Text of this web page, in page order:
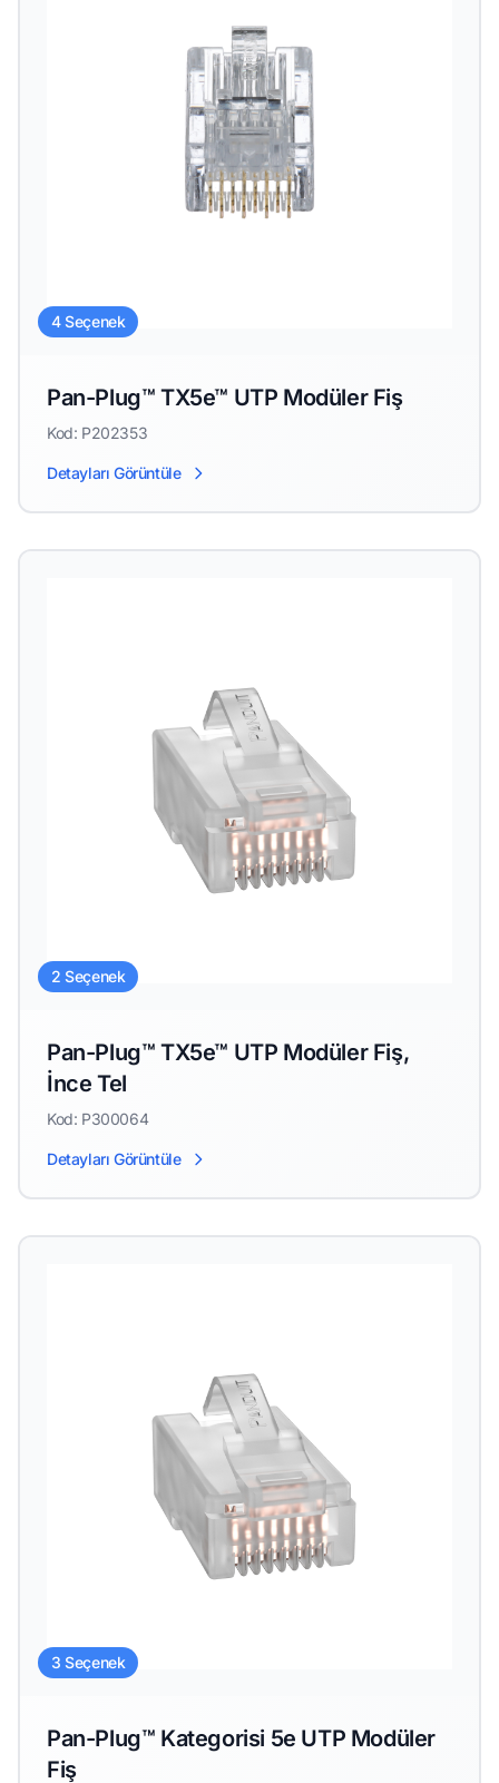
4 Seçenek
Pan-Plug™ TX5e™ UTP Modüler Fiş
Kod: P202353
Detayları Görüntüle
2 Seçenek
Pan-Plug™ TX5e™ UTP Modüler Fiş,
İnce Tel
Kod: P300064
Detayları Görüntüle
3 Seçenek
Pan-Plug™ Kategorisi 5e UTP Modüler
Fiş